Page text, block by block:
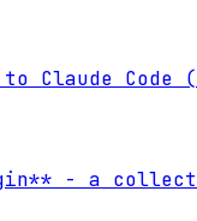
Claude
- a